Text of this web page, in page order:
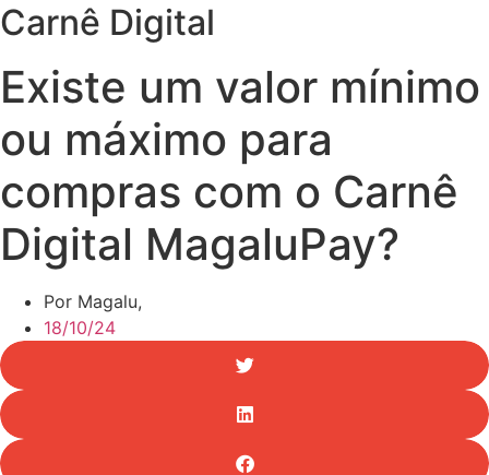
Carnê Digital
Existe um valor mínimo
ou máximo para
compras com o Carnê
Digital MagaluPay?
Por Magalu,
18/10/24